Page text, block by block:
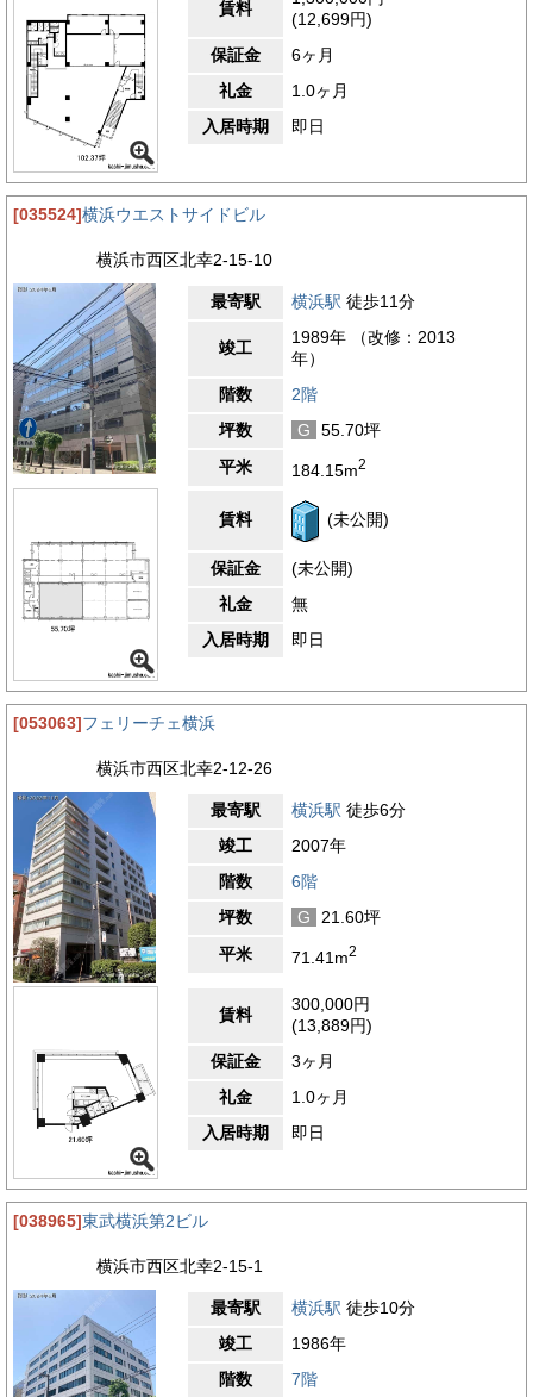
賃料
(12,699円)
保証金
6ヶ月
礼金
1.0ヶ月
入居時期
即日
[035524]横浜ウエストサイドビル
横浜市西区北幸2-15-10
最寄駅 横浜駅 徒歩11分
竣工
1989年 （改修：2013
年）
階数
2階
坪数
G
55.70坪
平米
184.15m2
賃料 (未公開)
保証金
(未公開)
礼金
無
入居時期
即日
[053063]フェリーチェ横浜
横浜市西区北幸2-12-26
最寄駅 横浜駅 徒歩6分
竣工
2007年
階数
6階
坪数
G
21.60坪
平米
71.41m2
賃料
300,000円
(13,889円)
保証金
3ヶ月
礼金
1.0ヶ月
入居時期
即日
[038965]東武横浜第2ビル
横浜市西区北幸2-15-1
最寄駅 横浜駅 徒歩10分
竣工
1986年
階数
7階